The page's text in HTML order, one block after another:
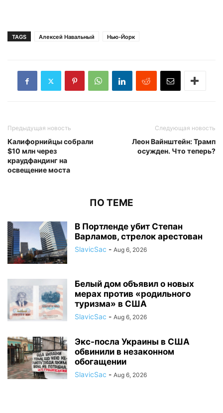
TAGS Алексей Навальный Нью-Йорк
Предыдущая новость
Калифорнийцы собрали
$10 млн через
краудфандинг на
освещение моста
Следующая новость
Леон Вайнштейн: Трамп
осужден. Что теперь?
ПО ТЕМЕ
В Портленде убит Степан
Варламов, стрелок арестован
SlavicSac - Aug 6, 2026
Белый дом объявил о новых
мерах против «родильного
туризма» в США
SlavicSac - Aug 6, 2026
Экс-посла Украины в США
обвинили в незаконном
обогащении
SlavicSac - Aug 6, 2026